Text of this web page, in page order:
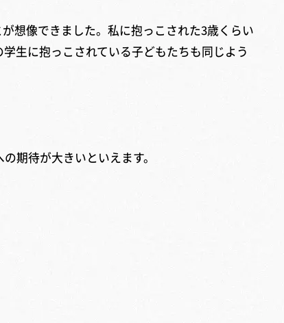
想像できました。私に抱っこされた3歳くらい
生に抱っこされている子どもたちも同じよう
期待が大きいといえます。